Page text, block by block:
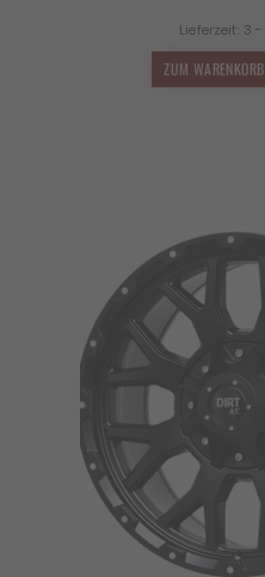
Lieferzeit: 3 -
ZUM